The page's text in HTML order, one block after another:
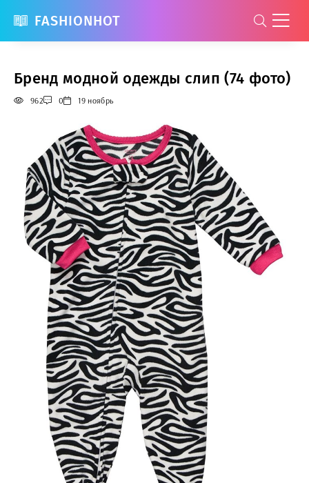
FASHIONHOT
Бренд модной одежды слип (74 фото)
962 0 19 ноябрь